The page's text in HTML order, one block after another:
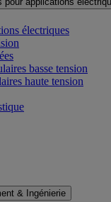
électriques
basse tension
haute tension
& Ingénierie